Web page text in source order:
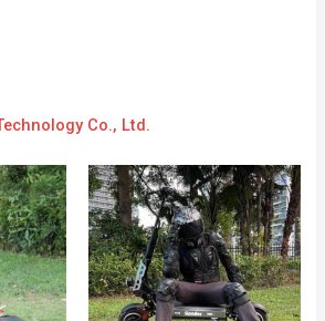
Co., Ltd.